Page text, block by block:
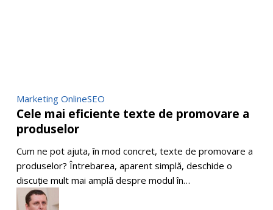
Cele
mai
eficiente
de
promovare
a
produselor
Marketing OnlineSEO
Cele mai eficiente texte de promovare a
produselor
Cum ne pot ajuta, în mod concret, texte de promovare a
produselor? Întrebarea, aparent simplă, deschide o
discuție mult mai amplă despre modul în…